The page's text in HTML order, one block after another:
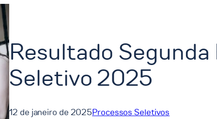
Resultado
Seletivo 2025
12 de janeiro de 2025Processos Seletivos